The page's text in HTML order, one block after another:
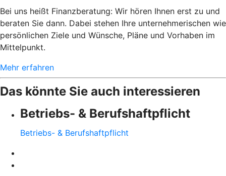
Bei uns heißt Finanzberatung: Wir hören Ihnen erst zu und
beraten Sie dann. Dabei stehen Ihre unternehmerischen wie
persönlichen Ziele und Wünsche, Pläne und Vorhaben im
Mittelpunkt.
Mehr erfahren
Das könnte Sie auch interessieren
Betriebs- & Berufshaftpflicht
Betriebs- & Berufshaftpflicht